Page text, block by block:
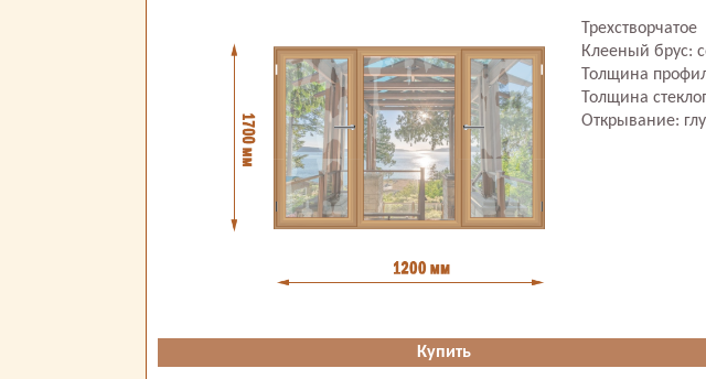
Трехстворчатое
Клееный брус:
Толщина
Толщина
Открывание:
Купить